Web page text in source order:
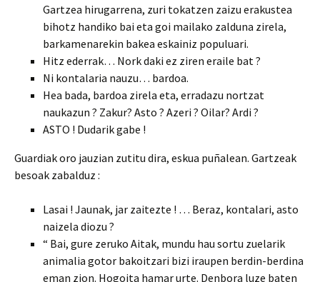
Gartzea hirugarrena, zuri tokatzen zaizu erakustea
bihotz handiko bai eta goi mailako zalduna zirela,
barkamenarekin bakea eskainiz populuari.
Hitz ederrak… Nork daki ez ziren eraile bat ?
Ni kontalaria nauzu… bardoa.
Hea bada, bardoa zirela eta, erradazu nortzat
naukazun ? Zakur? Asto ? Azeri ? Oilar? Ardi ?
ASTO ! Dudarik gabe !
Guardiak oro jauzian zutitu dira, eskua puñalean. Gartzeak
besoak zabalduz :
Lasai ! Jaunak, jar zaitezte ! … Beraz, kontalari, asto
naizela diozu ?
“ Bai, gure zeruko Aitak, mundu hau sortu zuelarik
animalia gotor bakoitzari bizi iraupen berdin-berdina
eman zion. Hogoita hamar urte. Denbora luze baten